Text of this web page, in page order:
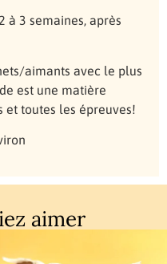
à 3 semaines, après
aimants avec le plus
est une matière
et toutes les épreuves!
aimer